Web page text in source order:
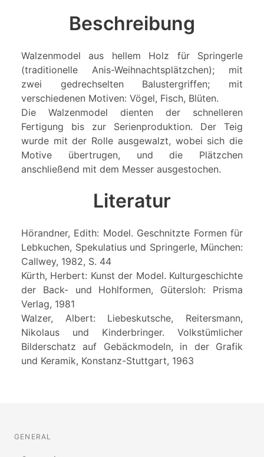
Beschreibung
Walzenmodel aus hellem Holz für Springerle
(traditionelle Anis-Weihnachtsplätzchen); mit
zwei gedrechselten Balustergriffen; mit
verschiedenen Motiven: Vögel, Fisch, Blüten.
Die Walzenmodel dienten der schnelleren
Fertigung bis zur Serienproduktion. Der Teig
wurde mit der Rolle ausgewalzt, wobei sich die
Motive übertrugen, und die Plätzchen
anschließend mit dem Messer ausgestochen.
Literatur
Hörandner, Edith: Model. Geschnitzte Formen für
Lebkuchen, Spekulatius und Springerle, München:
Callwey, 1982, S. 44
Kürth, Herbert: Kunst der Model. Kulturgeschichte
der Back- und Hohlformen, Gütersloh: Prisma
Verlag, 1981
Walzer, Albert: Liebeskutsche, Reitersmann,
Nikolaus und Kinderbringer. Volkstümlicher
Bilderschatz auf Gebäckmodeln, in der Grafik
und Keramik, Konstanz-Stuttgart, 1963
GENERAL